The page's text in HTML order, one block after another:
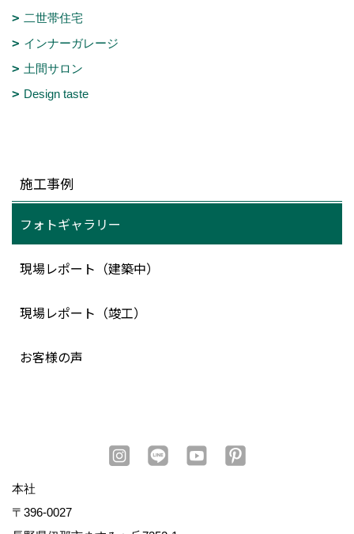
二世帯住宅
インナーガレージ
土間サロン
Design taste
施工事例
フォトギャラリー
現場レポート（建築中）
現場レポート（竣工）
お客様の声
本社
〒396-0027